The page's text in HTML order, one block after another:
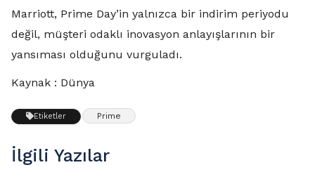
Marriott, Prime Day’in yalnızca bir indirim periyodu
değil, müşteri odaklı inovasyon anlayışlarının bir
yansıması olduğunu vurguladı.
Kaynak : Dünya
Etiketler Prime
İlgili Yazılar